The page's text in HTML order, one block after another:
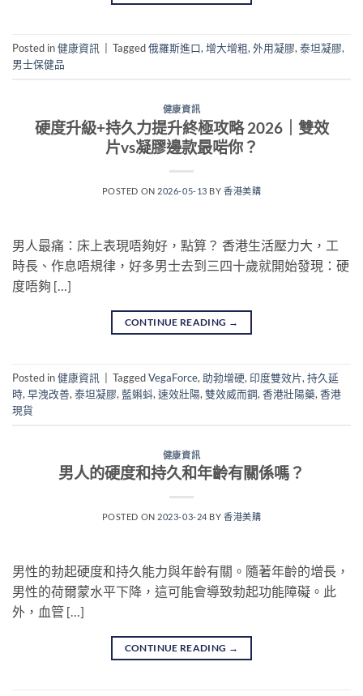
Posted in健康資訊 Tagged俄羅斯進口,增大增粗,外用凝膠,泰坦凝膠,
男士保健品
健康資訊
硬度升級+持久力提升終極攻略 2026｜雙效
片vs凝膠邊款最啱你？
POSTED ON 2026-05-13 BY香港美購
男人最痛：床上表現唔夠好，點算？ 香港生活壓力大，工
時長、作息唔規律，好多男士去到三四十歲就開始發現：硬
度唔夠 […]
CONTINUE READING →
Posted in健康資訊 TaggedVegaForce, 助勃增硬, 印度雙效片, 持久延
時, 早洩改善, 泰坦凝膠, 藍蝌蚪, 速效壯陽, 雙效威而鋼, 香港壯陽藥, 香港
現貨
健康資訊
男人的硬度和持久和年齡有關係嗎？
POSTED ON 2023-03-24 BY香港美購
男性的勃起硬度和持久能力與年齡有關。隨著年齡的增長，
男性的荷爾蒙水平下降，這可能會導致勃起功能障礙。此
外，血管 […]
CONTINUE READING →